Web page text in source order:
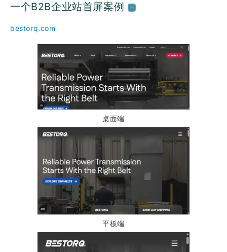
一个B2B企业站首屏案例
bestorq.com
桌面端
平板端